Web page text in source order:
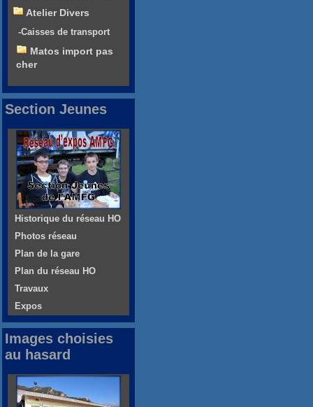
Atelier Divers
-Caisses de transport
Matos import pas
cher
Section Jeunes
Historique du réseau HO
Photos réseau
Plan de la gare
Plan du réseau HO
Travaux
Expos
Images choisies
au hasard